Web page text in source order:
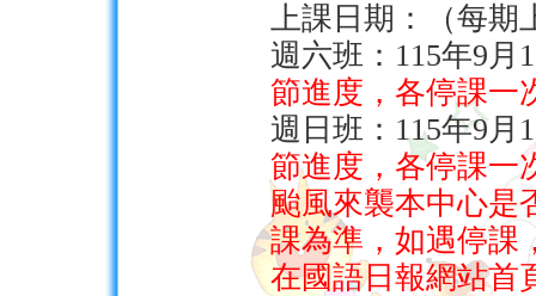
上課日期：（每期
週六班：115年9月
節進度，各停課一
週日班：115年9月
節進度，各停課一
颱風來襲本中心是
課為準，如遇停課
在國語日報網站首